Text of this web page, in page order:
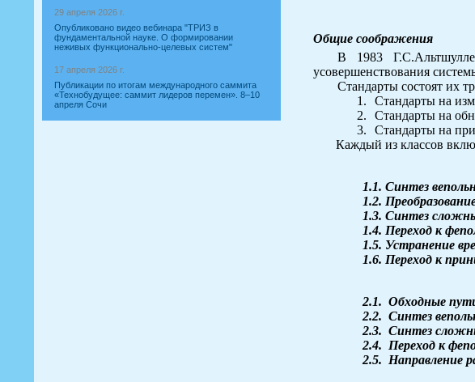
29 апреля 2026 г.
Опубликовано видео вебинара "ТРИЗ в
фундаментальной науке. О формировании
неживых функционально-целевых систем"
17 апреля 2026 г.
Публикации по итогам международного саммита
«Технобудущее: саммит лидеров перемен». 8–10
апреля Сочи
Общие соображения
В 1983
усовершенствования
Стандарты состоят их
1.
Стандарты на
2.
Стандарты на
3.
Стандарты на
Каждый из классов
1.1. Синтез
1.2.
1.3. Синтез
1.4. Переход к
1.5. Устранение
1.6. Переход к
2.1. Обходные
2.2. Синтез
2.3. Синтез
2.4. Переход к
2.5. Направление